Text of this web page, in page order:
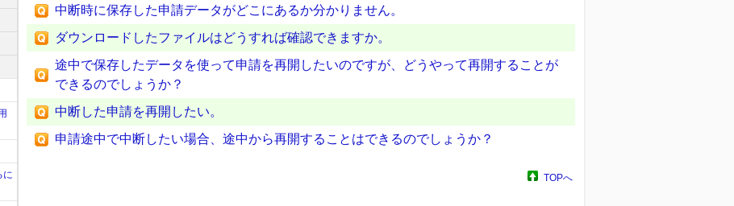
に
中断時に保存した申請データがどこにあるか分かりません。
ダウンロードしたファイルはどうすれば確認できますか。
途中で保存したデータを使って申請を再開したいのですが、どうやって再開することが
できるのでしょうか？
中断した申請を再開したい。
申請途中で中断したい場合、途中から再開することはできるのでしょうか？
TOPへ